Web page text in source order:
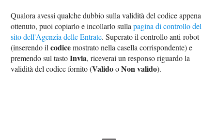
Qualora avessi qualche dubbio sulla validità del codice appena
ottenuto, puoi copiarlo e incollarlo sullapagina di controllo del
sito dell'Agenzia delle Entrate. Superato il controllo anti-robot
(inserendo ilcodicemostrato nella casella corrispondente) e
premendo sul tastoInvia, riceverai un responso riguardo la
validità del codice fornito (ValidooNon valido).